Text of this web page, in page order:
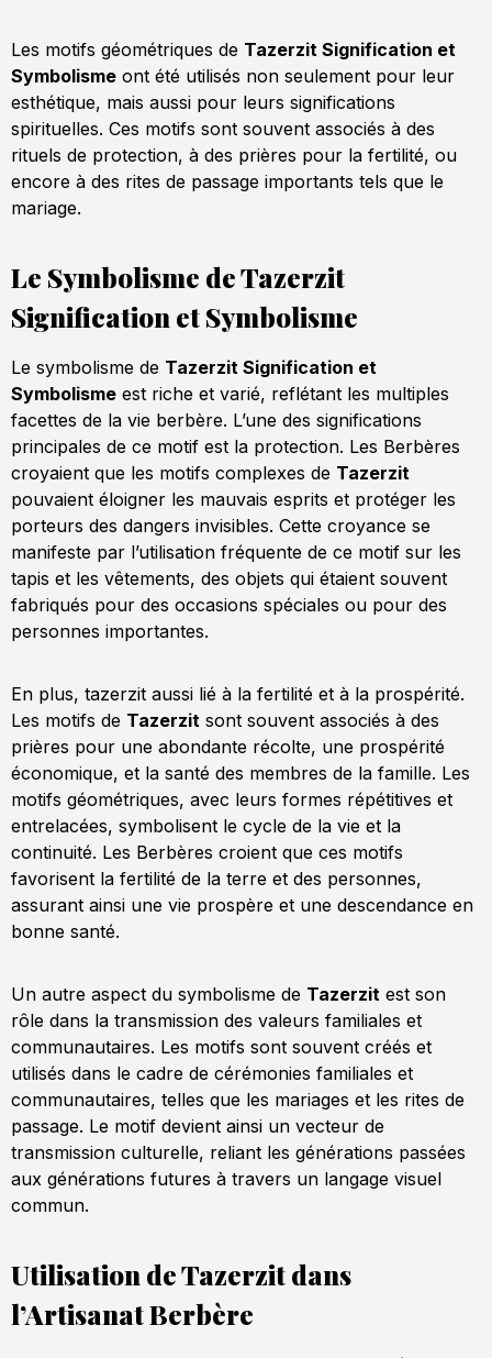
Les motifs géométriques de Tazerzit Signification et
Symbolisme ont été utilisés non seulement pour leur
esthétique, mais aussi pour leurs significations
spirituelles. Ces motifs sont souvent associés à des
rituels de protection, à des prières pour la fertilité, ou
encore à des rites de passage importants tels que le
mariage.
Le Symbolisme de Tazerzit
Signification et Symbolisme
Le symbolisme de Tazerzit Signification et
Symbolisme est riche et varié, reflétant les multiples
facettes de la vie berbère. L’une des significations
principales de ce motif est la protection. Les Berbères
croyaient que les motifs complexes de Tazerzit
pouvaient éloigner les mauvais esprits et protéger les
porteurs des dangers invisibles. Cette croyance se
manifeste par l’utilisation fréquente de ce motif sur les
tapis et les vêtements, des objets qui étaient souvent
fabriqués pour des occasions spéciales ou pour des
personnes importantes.
En plus, tazerzit aussi lié à la fertilité et à la prospérité.
Les motifs de Tazerzit sont souvent associés à des
prières pour une abondante récolte, une prospérité
économique, et la santé des membres de la famille. Les
motifs géométriques, avec leurs formes répétitives et
entrelacées, symbolisent le cycle de la vie et la
continuité. Les Berbères croient que ces motifs
favorisent la fertilité de la terre et des personnes,
assurant ainsi une vie prospère et une descendance en
bonne santé.
Un autre aspect du symbolisme de Tazerzit est son
rôle dans la transmission des valeurs familiales et
communautaires. Les motifs sont souvent créés et
utilisés dans le cadre de cérémonies familiales et
communautaires, telles que les mariages et les rites de
passage. Le motif devient ainsi un vecteur de
transmission culturelle, reliant les générations passées
aux générations futures à travers un langage visuel
commun.
Utilisation de Tazerzit dans
l’Artisanat Berbère